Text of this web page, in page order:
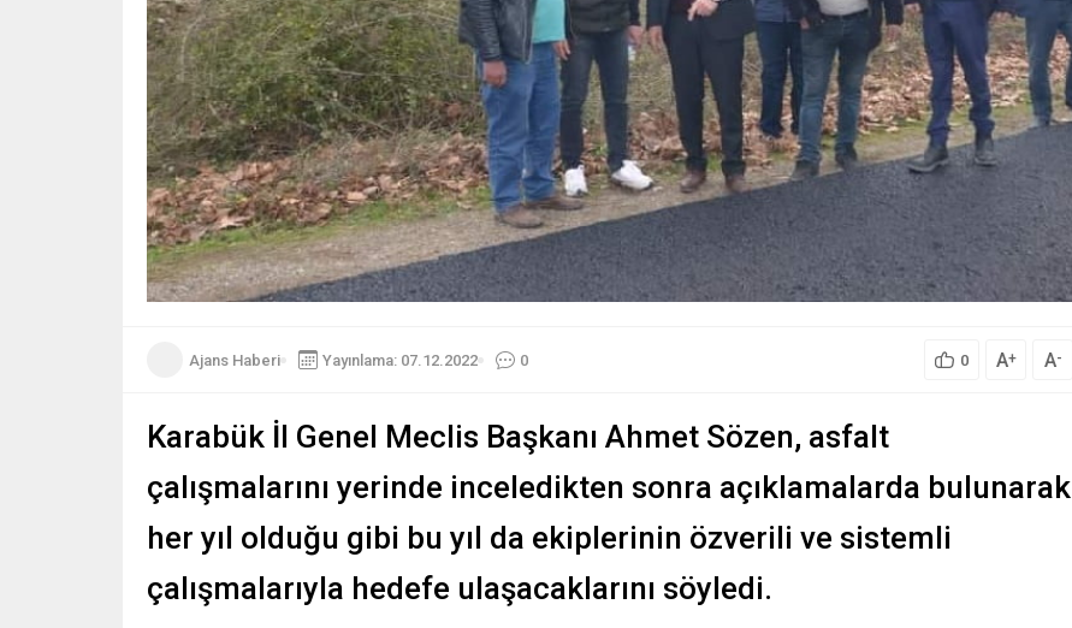
Ajans Haberi Yayınlama: 07.12.2022 0 0 A+ A-
Karabük İl Genel Meclis Başkanı Ahmet Sözen, asfalt
çalışmalarını yerinde inceledikten sonra açıklamalarda bulunarak
her yıl olduğu gibi bu yıl da ekiplerinin özverili ve sistemli
çalışmalarıyla hedefe ulaşacaklarını söyledi.